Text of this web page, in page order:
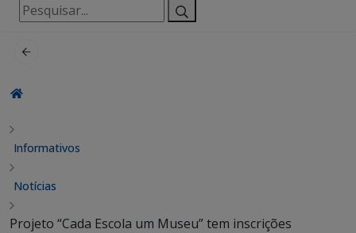
Pesquisar
por:
Informativos
Notícias
Projeto “Cada Escola um Museu” tem inscrições